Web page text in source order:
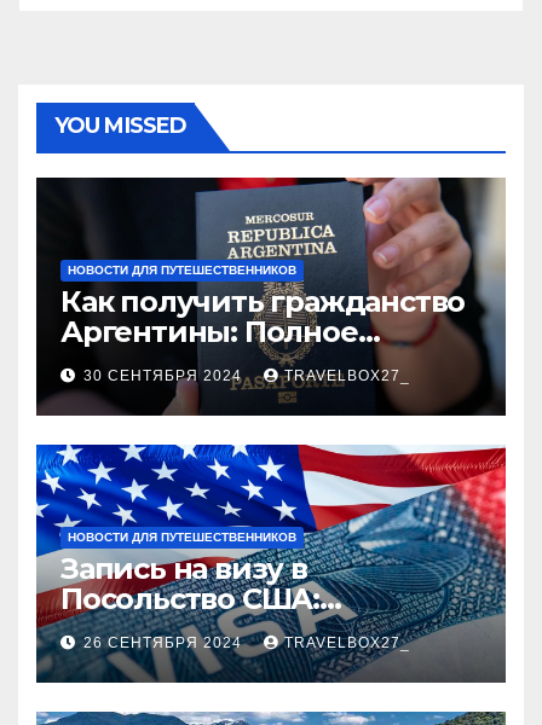
YOU MISSED
НОВОСТИ ДЛЯ ПУТЕШЕСТВЕННИКОВ
Как получить гражданство
Аргентины: Полное
руководство
30 СЕНТЯБРЯ 2024 TRAVELBOX27_
НОВОСТИ ДЛЯ ПУТЕШЕСТВЕННИКОВ
Запись на визу в
Посольство США:
Пошаговое руководство
26 СЕНТЯБРЯ 2024 TRAVELBOX27_